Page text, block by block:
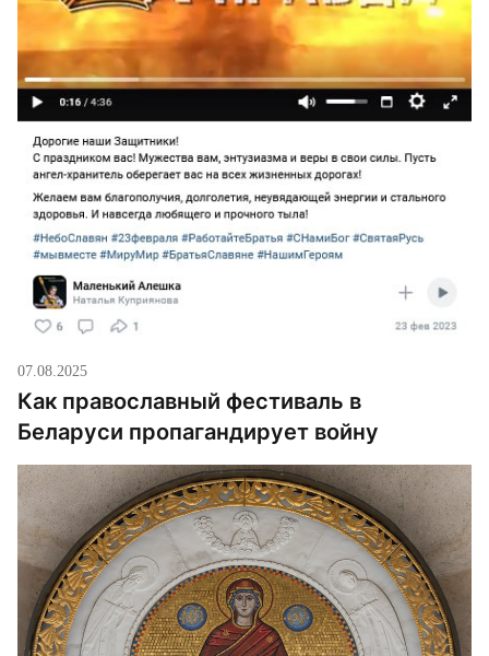
07.08.2025
Как православный фестиваль в
Беларуси пропагандирует войну